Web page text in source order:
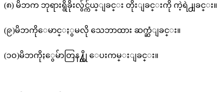
(၈) မိဘက ဘုရားရွိခိုးလွ်င္က်ယ္ျခင္း တိုးျခင္းကို ကဲ့ရဲ႕ျခင္း။
(၉)မိဘကိုေမာင္ႏွမလို သေဘာထား ဆက္ဆံျခင္း။
(၁ဝ)မိဘကိုႏွေမ်ာတြန႔္တို ေပးကမ္းျခင္း။